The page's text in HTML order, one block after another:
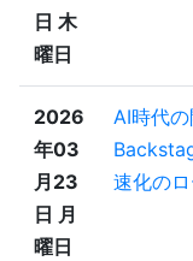
日 木
曜日
2026
年03
月23
日 月
曜日
AI時代
速化の